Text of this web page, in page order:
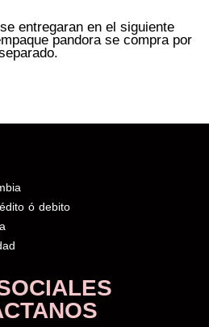
entregaran en el siguiente
pandora se compra por
ó debito